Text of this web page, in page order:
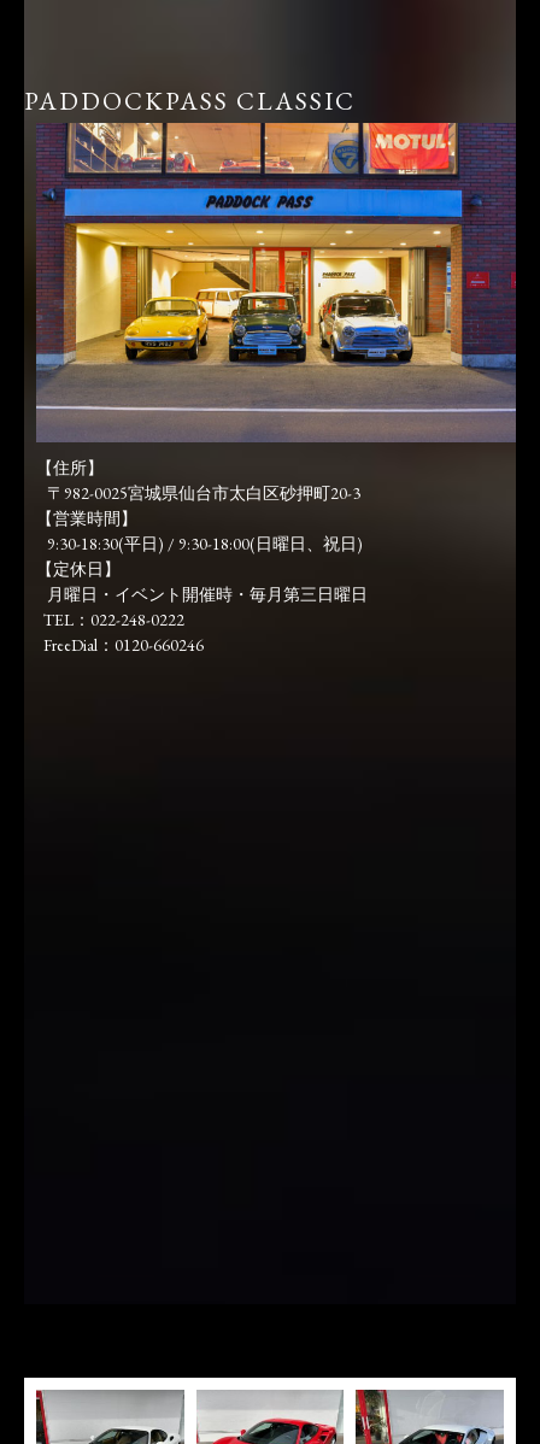
PADDOCKPASS CLASSIC
【住所】
〒982-0025宮城県仙台市太白区砂押町20-3
【営業時間】
9:30-18:30(平日) / 9:30-18:00(日曜日、祝日)
【定休日】
月曜日・イベント開催時・毎月第三日曜日
TEL：022-248-0222
FreeDial：0120-660246